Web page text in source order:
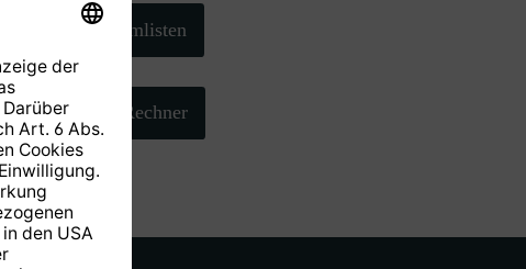
Programmlisten
AZ/EL-Rechner